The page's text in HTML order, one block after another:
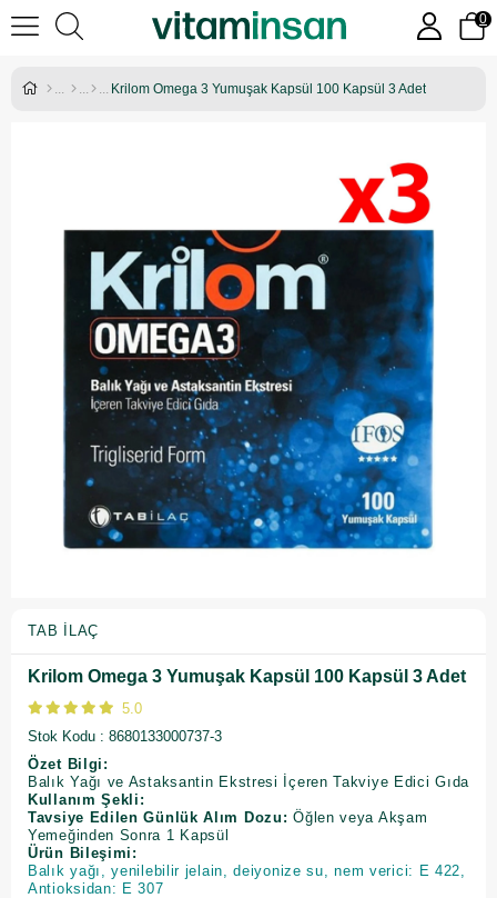
0
Krilom Omega 3 Yumuşak Kapsül 100 Kapsül 3 Adet
TAB İLAÇ
Krilom Omega 3 Yumuşak Kapsül 100 Kapsül 3 Adet
5.0
Stok Kodu
8680133000737-3
Özet Bilgi:
Balık Yağı ve Astaksantin Ekstresi İçeren Takviye Edici Gıda
Kullanım Şekli:
Tavsiye Edilen Günlük Alım Dozu: Öğlen veya Akşam
Yemeğinden Sonra 1 Kapsül
Ürün Bileşimi:
Balık yağı, yenilebilir jelain, deiyonize su, nem verici: E 422,
Antioksidan: E 307